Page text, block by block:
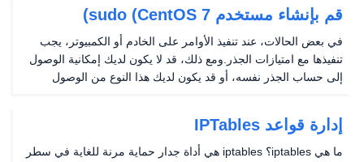
قم بإنشاء مستخدم sudo (CentOS 7)
في بعض الحالات، عند تنفيذ الأوامر على الخادم أو الكمبيوتر، يجب
تنفيذها مع امتيازات الجذر.ومع ذلك، قد لا يكون لديك إمكانية الوصول
إلى حساب الجذر نفسه، أو قد يكون لديك هذا النوع من الوصول
إدارة قواعد IPTables
ما هي iptables؟ iptables هي أداة جدار حماية مرنة للغاية في سطر